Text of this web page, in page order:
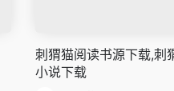
刺猬猫阅读书源下载,刺
小说下载